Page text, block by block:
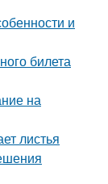
и
билета
на
листья